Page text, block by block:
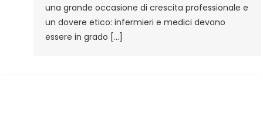
una grande occasione di crescita professionale e
un dovere etico: infermieri e medici devono
essere in grado […]